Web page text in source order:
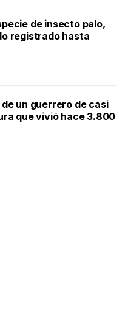
de insecto palo,
registrado hasta
un guerrero de casi
que vivió hace 3.800